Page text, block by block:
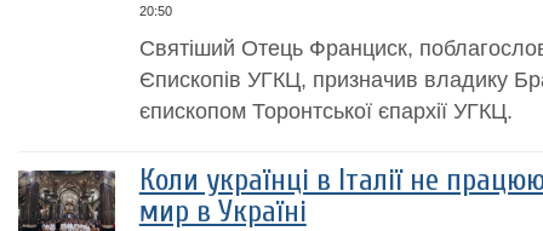
20:50
Святіший Отець Франциск,
Єпископів УГКЦ, призначив владику
єпископом Торонтської єпархії УГКЦ.
Коли українці в Італії не
мир в Україні